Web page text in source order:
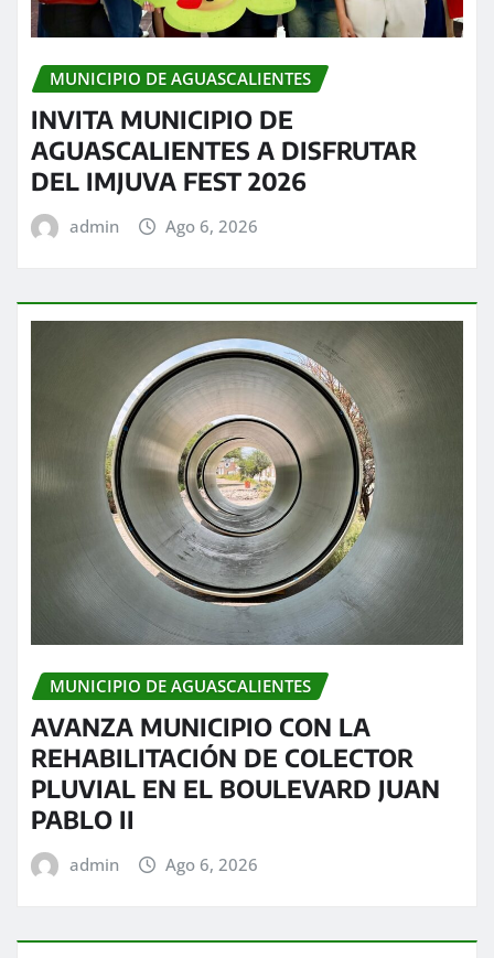
MUNICIPIO DE AGUASCALIENTES
INVITA MUNICIPIO DE
AGUASCALIENTES A DISFRUTAR
DEL IMJUVA FEST 2026
admin Ago 6, 2026
MUNICIPIO DE AGUASCALIENTES
AVANZA MUNICIPIO CON LA
REHABILITACIÓN DE COLECTOR
PLUVIAL EN EL BOULEVARD JUAN
PABLO II
admin Ago 6, 2026